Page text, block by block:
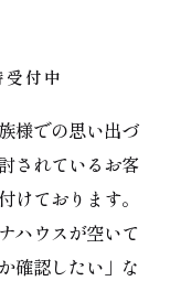
付中
様での思い出づ
されているお客
けております。
ハウスが空いて
確認したい」な